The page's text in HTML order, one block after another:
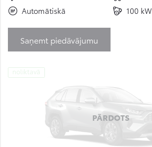
Automātiskā
100 kW
Saņemt piedāvājumu
noliktavā
PĀRDOTS